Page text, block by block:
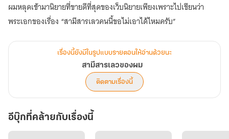
ผมหลุดเข้ามานิยายที่ขายดีที่สุดของเว็บนิยายเพียงเพราะไปเขียนว่า
พระเอกของเรื่อง “สามีสารเลวคนนี้ขอไม่เอาได้ไหมครับ”
เรื่องนี้ยังมีในรูปแบบรายตอนให้อ่านด้วยนะ
สามีสารเลวของผม
ติดตามเรื่องนี้
อีบุ๊กที่คล้ายกับเรื่องนี้